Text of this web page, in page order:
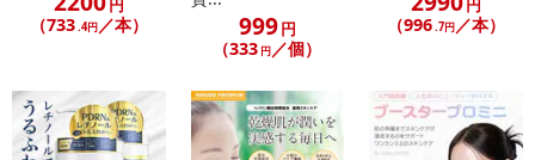
円
（733.4円／本） 999円
（333 円 ／個）
円
（996.7円 ／本）